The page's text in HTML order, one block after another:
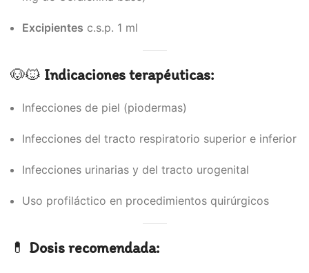
Excipientes c.s.p. 1 ml
🐶🐱 Indicaciones terapéuticas:
Infecciones de piel (piodermas)
Infecciones del tracto respiratorio superior e inferior
Infecciones urinarias y del tracto urogenital
Uso profiláctico en procedimientos quirúrgicos
💊 Dosis recomendada: